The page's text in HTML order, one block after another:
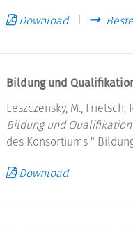
Download
Bildung und
Leszczensky, M., Frietsch,
Bildung und
des Konsortiums "
Download